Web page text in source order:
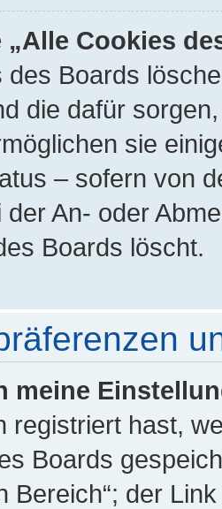
„Alle Cookies
des Boards
die dafür
sie
– sofern von
der An- oder
Boards löscht.
meine
registriert hast,
Boards
Bereich“; der